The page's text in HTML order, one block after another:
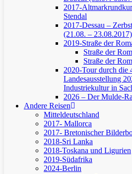
2017-
Stendal
2017-Dessau –
(21.08. – 23.08.2017)
2019-Straße der
Straße der
Straße der
2020-Tour durch die
Landesausstellung
Industriekultur in
2026 – Der Mulde-
Andere Reisen
Mitteldeutschland
2017- Mallorca
2017- Bretonischer
2018-Sri Lanka
2018-Toskana und Ligurien
2019-Südafrika
2024-Berlin